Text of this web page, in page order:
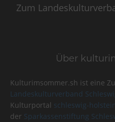
Zum
Über
Kulturimsommer.sh ist eine
Landeskulturverband
Kulturportal schleswig-
der Sparkassenstiftung